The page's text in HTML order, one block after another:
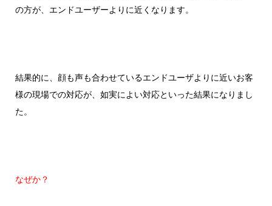
の方が、エンドユーザーよりに近くなります。
結果的に、顔も声も合わせているエンドユーザよりに近いお客
様の現場での対応が、如実によい対応といった結果になりまし
た。
なぜか？